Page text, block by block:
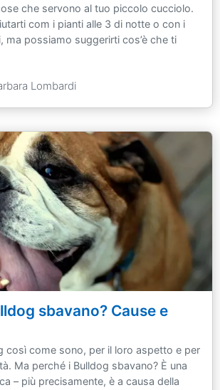
che servono al tuo piccolo cucciolo.
com i pianti alle 3 di notte o con i
ma possiamo suggerirti cos’è che ti
Lombardi
sbavano? Cause e
così come sono, per il loro aspetto e per
Ma perché i Bulldog sbavano? È una
– più precisamente, è a causa della